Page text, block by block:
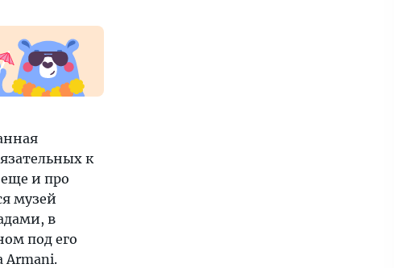
к
и про
музей
в
под его
Armani.